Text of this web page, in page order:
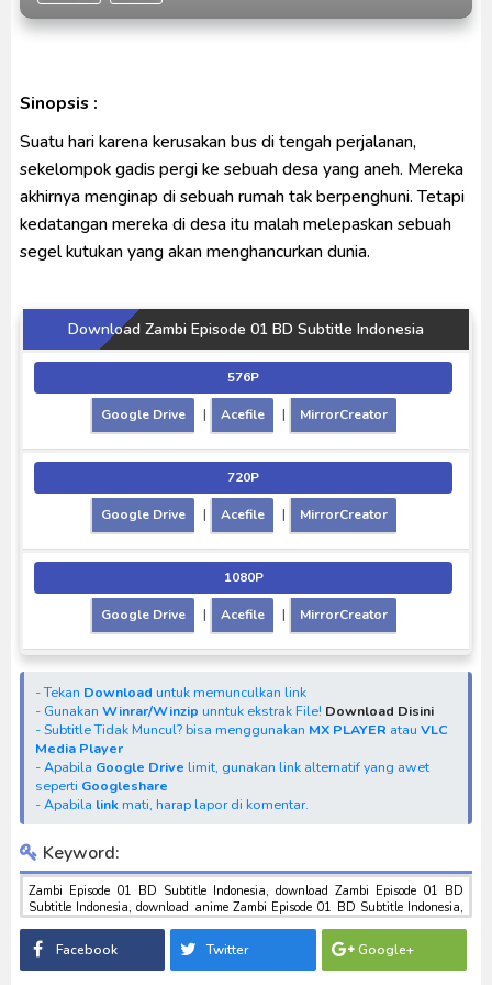
Ultraman Arc The Movie: The Clash of Light and
Sinopsis :
Suatu hari karena kerusakan bus di tengah perjalanan,
sekelompok gadis pergi ke sebuah desa yang aneh. Mereka
akhirnya menginap di sebuah rumah tak berpenghuni. Tetapi
kedatangan mereka di desa itu malah melepaskan sebuah
segel kutukan yang akan menghancurkan dunia.
Download Zambi Episode 01 BD Subtitle Indonesia
576P
Google Drive | Acefile | MirrorCreator
720P
Google Drive | Acefile | MirrorCreator
1080P
Google Drive | Acefile | MirrorCreator
- Tekan Download untuk memunculkan link
- Gunakan Winrar/Winzip unntuk ekstrak File! Download Disini
- Subtitle Tidak Muncul? bisa menggunakan MX PLAYER atau VLC
Media Player
- Apabila Google Drive limit, gunakan link alternatif yang awet
seperti Googleshare
- Apabila linkmati, harap lapor di komentar.
Keyword:
Zambi Episode 01 BD Subtitle Indonesia, download Zambi Episode 01 BD
Subtitle Indonesia, download anime Zambi Episode 01 BD Subtitle Indonesia,
mkv , 3gp sub indo , download tokusatsu sub indo , download marvel sub indo
Zambi Episode 01 BD Subtitle Indonesia
Facebook Twitter Google+